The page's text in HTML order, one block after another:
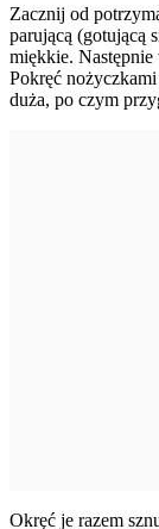
Zacznij od
parującą (gotującą
miękkie.
Pokręć
duża, po czym
Okręć je razem